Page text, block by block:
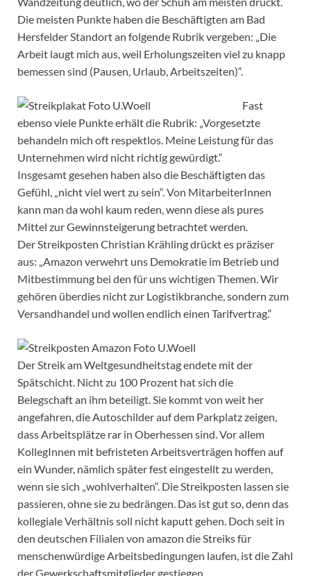
Die meisten Punkte haben die Beschäftigten am Bad
Hersfelder Standort an folgende Rubrik vergeben: „Die
Arbeit laugt mich aus, weil Erholungszeiten viel zu knapp
bemessen sind (Pausen, Urlaub, Arbeitszeiten)“.
Fast
ebenso viele Punkte erhält die Rubrik: „Vorgesetzte
behandeln mich oft respektlos. Meine Leistung für das
Unternehmen wird nicht richtig gewürdigt.“
Insgesamt gesehen haben also die Beschäftigten das
Gefühl, „nicht viel wert zu sein“. Von MitarbeiterInnen
kann man da wohl kaum reden, wenn diese als pures
Mittel zur Gewinnsteigerung betrachtet werden.
Der Streikposten Christian Krähling drückt es präziser
aus: „Amazon verwehrt uns Demokratie im Betrieb und
Mitbestimmung bei den für uns wichtigen Themen. Wir
gehören überdies nicht zur Logistikbranche, sondern zum
Versandhandel und wollen endlich einen Tarifvertrag.“
Der Streik am Weltgesundheitstag endete mit der
Spätschicht. Nicht zu 100 Prozent hat sich die
Belegschaft an ihm beteiligt. Sie kommt von weit her
angefahren, die Autoschilder auf dem Parkplatz zeigen,
dass Arbeitsplätze rar in Oberhessen sind. Vor allem
KollegInnen mit befristeten Arbeitsverträgen hoffen auf
ein Wunder, nämlich später fest eingestellt zu werden,
wenn sie sich „wohlverhalten“. Die Streikposten lassen sie
passieren, ohne sie zu bedrängen. Das ist gut so, denn das
kollegiale Verhältnis soll nicht kaputt gehen. Doch seit in
den deutschen Filialen von amazon die Streiks für
menschenwürdige Arbeitsbedingungen laufen, ist die Zahl
der Gewerkschaftsmitglieder gestiegen.